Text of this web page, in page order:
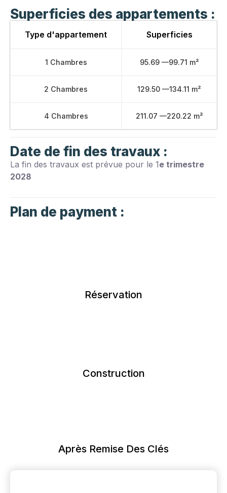
Superficies des appartements :
Type d'appartement Superficies
1 Chambres 95.69 —99.71 m²
2 Chambres 129.50 —134.11 m²
4 Chambres 211.07 —220.22 m²
Date de fin des travaux :
La fin des travaux est prévue pour le 1e trimestre
2028
Plan de payment :
Réservation
Construction
Après Remise Des Clés